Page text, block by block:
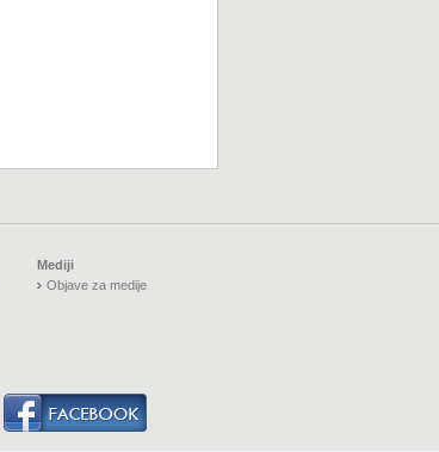
Mediji
Objave za medije